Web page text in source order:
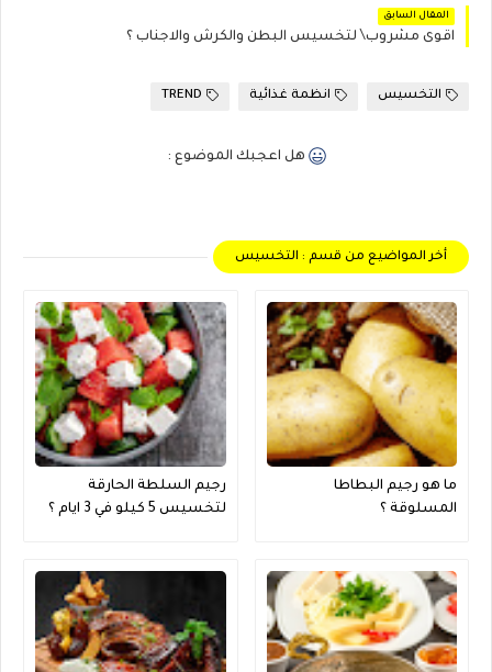
المقال السابق
اقوى مشروب\ لتخسيس البطن والكرش والاجناب ؟
التخسيس انظمة غذائية TREND
هل اعجبك الموضوع :
أخر المواضيع من قسم : التخسيس
ما هو رجيم البطاطا
المسلوقة ؟
رجيم السلطة الحارقة
لتخسيس 5 كيلو في 3 ايام ؟